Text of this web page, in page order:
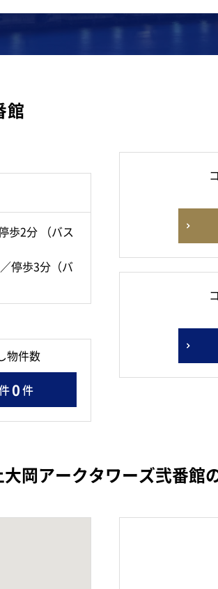
館
歩2分 （バス
停歩3分（バ
物件数
0件
大岡アークタワーズ弐番館